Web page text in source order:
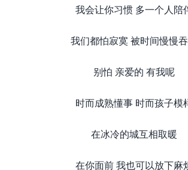
我会让你习惯 多一个人陪
我们都怕寂寞 被时间慢慢
别怕 亲爱的 有我呢
时而成熟懂事 时而孩子模
在冰冷的城互相取暖
在你面前 我也可以放下麻